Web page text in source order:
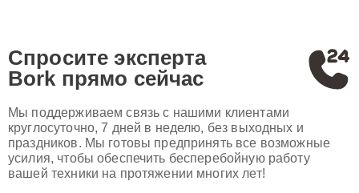
Спросите эксперта
Bork прямо сейчас
Мы поддерживаем связь с нашими клиентами
круглосуточно, 7 дней в неделю, без выходных и
праздников. Мы готовы предпринять все возможные
усилия, чтобы обеспечить бесперебойную работу
вашей техники на протяжении многих лет!